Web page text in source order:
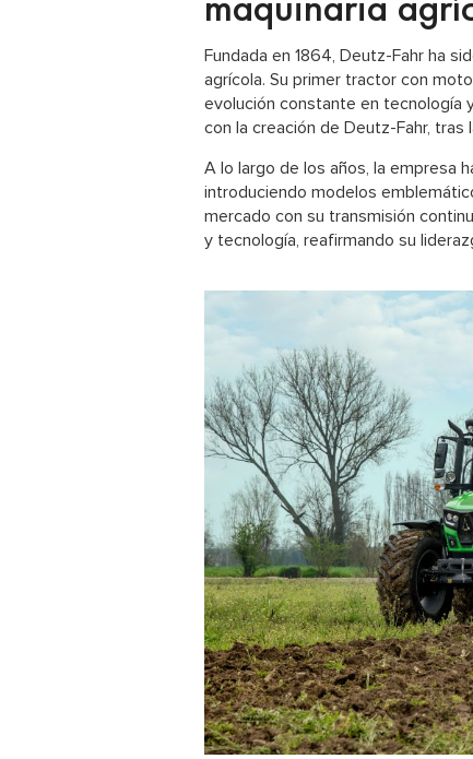
Fundada en 1864, Deutz-Fahr ha
agrícola. Su primer tractor con
evolución constante en tecnología
con la creación de Deutz-Fahr, tras
A lo largo de los años, la empresa
introduciendo modelos
mercado con su transmisión
y tecnología, reafirmando su